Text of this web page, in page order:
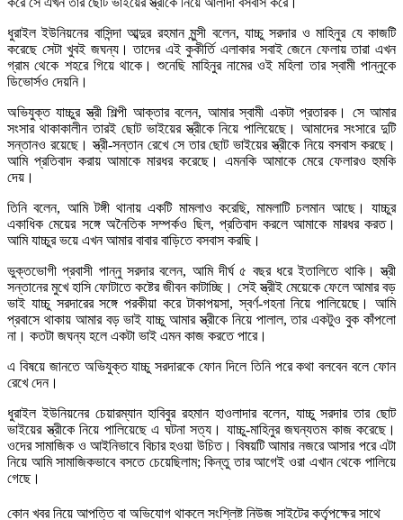
ধুরাইল ইউনিয়নের বাসিন্দা আব্দুর রহমান মুন্সী বলেন, যাচ্চু সরদার ও মাহিনুর যে কাজটি
করেছে সেটা খুবই জঘন্য। তাদের এই কুকীর্তি এলাকার সবাই জেনে ফেলায় তারা এখন
গ্রাম থেকে শহরে গিয়ে থাকে। শুনেছি মাহিনুর নামের ওই মহিলা তার স্বামী পান্নুকে
ডিভোর্সও দেয়নি।
অভিযুক্ত যাচ্চুর স্ত্রী শিল্পী আক্তার বলেন, আমার স্বামী একটা প্রতারক। সে আমার
সংসার থাকাকালীন তারই ছোট ভাইয়ের স্ত্রীকে নিয়ে পালিয়েছে। আমাদের সংসারে দুটি
সন্তানও রয়েছে। স্ত্রী-সন্তান রেখে সে তার ছোট ভাইয়ের স্ত্রীকে নিয়ে বসবাস করছে।
আমি প্রতিবাদ করায় আমাকে মারধর করেছে। এমনকি আমাকে মেরে ফেলারও হুমকি
দেয়।
তিনি বলেন, আমি টঙ্গী থানায় একটি মামলাও করেছি, মামলাটি চলমান আছে। যাচ্চুর
একাধিক মেয়ের সঙ্গে অনৈতিক সম্পর্কও ছিল, প্রতিবাদ করলে আমাকে মারধর করত।
আমি যাচ্চুর ভয়ে এখন আমার বাবার বাড়িতে বসবাস করছি।
ভুক্তভোগী প্রবাসী পান্নু সরদার বলেন, আমি দীর্ঘ ৫ বছর ধরে ইতালিতে থাকি। স্ত্রী
সন্তানের মুখে হাসি ফোটাতে কষ্টের জীবন কাটাচ্ছি। সেই স্ত্রীই মেয়েকে ফেলে আমার বড়
ভাই যাচ্চু সরদারের সঙ্গে পরকীয়া করে টাকাপয়সা, স্বর্ণ-গহনা নিয়ে পালিয়েছে। আমি
প্রবাসে থাকায় আমার বড় ভাই যাচ্চু আমার স্ত্রীকে নিয়ে পালাল, তার একটুও বুক কাঁপলো
না। কতটা জঘন্য হলে একটা ভাই এমন কাজ করতে পারে।
এ বিষয়ে জানতে অভিযুক্ত যাচ্চু সরদারকে ফোন দিলে তিনি পরে কথা বলবেন বলে ফোন
রেখে দেন।
ধুরাইল ইউনিয়নের চেয়ারম্যান হাবিবুর রহমান হাওলাদার বলেন, যাচ্চু সরদার তার ছোট
ভাইয়ের স্ত্রীকে নিয়ে পালিয়েছে এ ঘটনা সত্য। যাচ্চু-মাহিনুর জঘন্যতম কাজ করেছে।
ওদের সামাজিক ও আইনিভাবে বিচার হওয়া উচিত। বিষয়টি আমার নজরে আসার পরে এটা
নিয়ে আমি সামাজিকভাবে বসতে চেয়েছিলাম; কিন্তু তার আগেই ওরা এখান থেকে পালিয়ে
গেছে।
কোন খবর নিয়ে আপত্তি বা অভিযোগ থাকলে সংশ্লিষ্ট নিউজ সাইটের কর্তৃপক্ষের সাথে